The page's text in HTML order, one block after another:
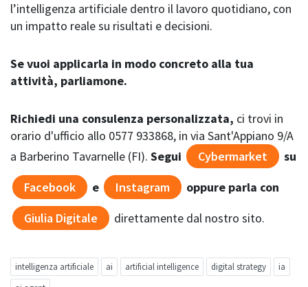
l’intelligenza artificiale dentro il lavoro quotidiano, con
un impatto reale su risultati e decisioni.
Se vuoi applicarla in modo concreto alla tua
attività, parliamone.
Richiedi una consulenza personalizzata, ci trovi in
orario d'ufficio allo 0577 933868, in via Sant'Appiano 9/A
a Barberino Tavarnelle (FI). Segui Cybermarket
su
Facebook
e Instagram
oppure parla con
Giulia Digitale
direttamente dal nostro sito.
intelligenza artificiale ai artificial intelligence digital strategy
ia